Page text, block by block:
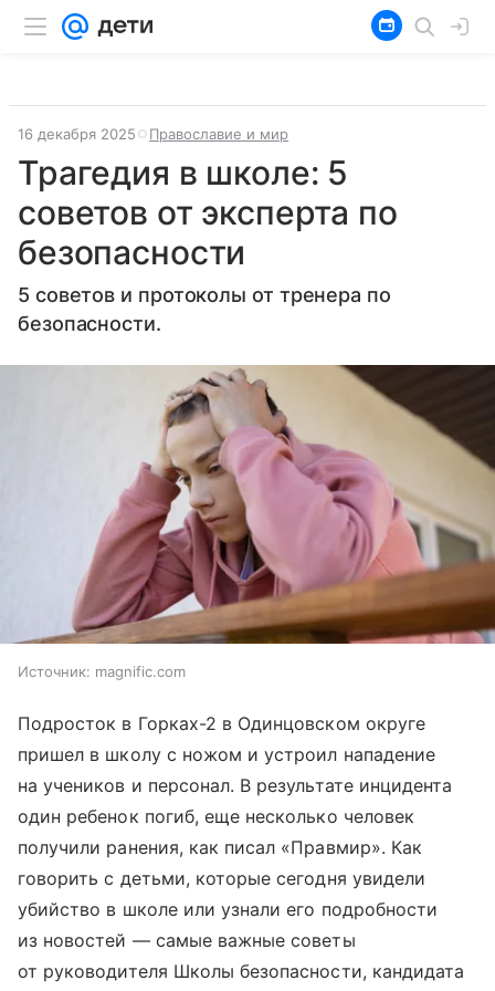
16 декабря 2025 Православие и мир
Трагедия в школе: 5
советов от эксперта по
безопасности
5 советов и протоколы от тренера по
безопасности.
Источник: magnific.com
Подросток в Горках-2 в Одинцовском округе
пришел в школу с ножом и устроил нападение
на учеников и персонал. В результате инцидента
один ребенок погиб, еще несколько человек
получили ранения, как писал «Правмир». Как
говорить с детьми, которые сегодня увидели
убийство в школе или узнали его подробности
из новостей — самые важные советы
от руководителя Школы безопасности, кандидата